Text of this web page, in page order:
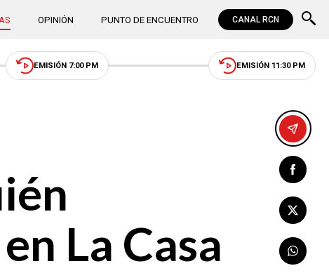
OPINIÓN PUNTO DE ENCUENTRO CANAL RCN
EMISIÓN 7:00 PM EMISIÓN 11:30 PM
La Casa